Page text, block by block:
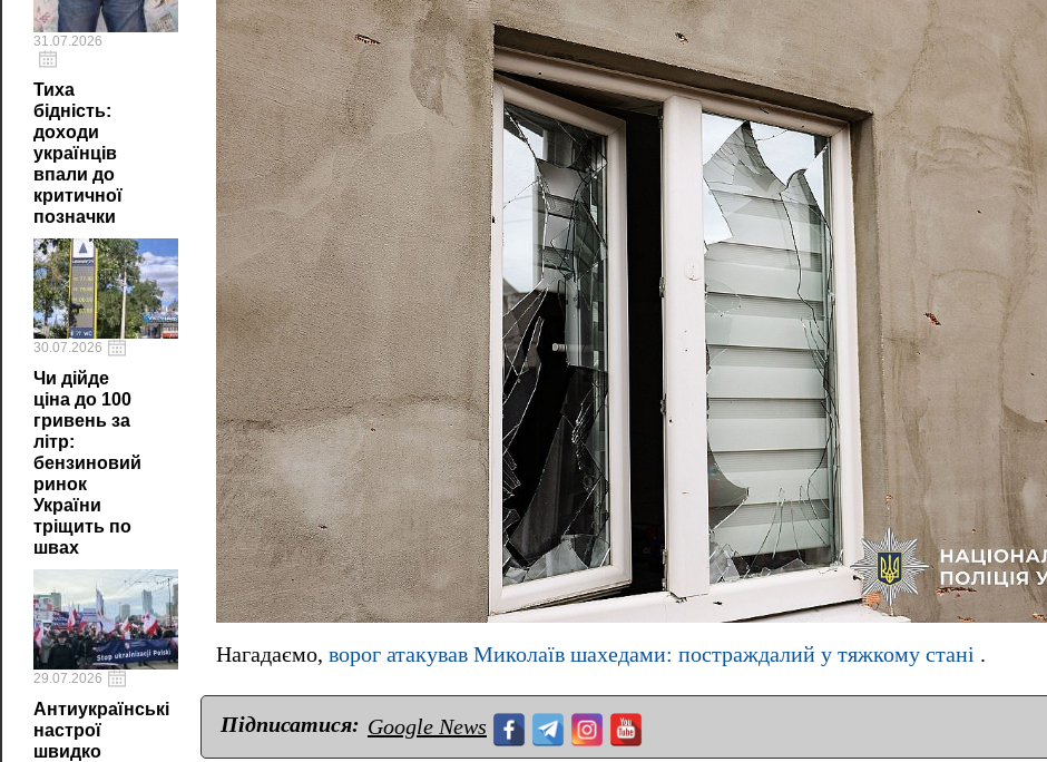
31.07.2026
Тиха
бідність:
доходи
українців
впали до
критичної
позначки
30.07.2026
Чи дійде
ціна до 100
гривень за
літр:
бензиновий
ринок
України
тріщить по
швах
29.07.2026
Антиукраїнські
настрої
швидко
Нагадаємо, ворог атакував Миколаїв шахедами: постраждалий у тяжкому стані .
Підписатися: Google News